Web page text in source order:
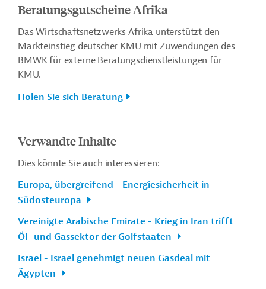
Beratungsgutscheine Afrika
Das Wirtschaftsnetzwerks Afrika unterstützt den
Markteinstieg deutscher KMU mit Zuwendungen des
BMWK für externe Beratungsdienstleistungen für
KMU.
Holen Sie sich Beratung
Verwandte Inhalte
Dies könnte Sie auch interessieren:
Europa, übergreifend - Energiesicherheit in
Südosteuropa
Vereinigte Arabische Emirate - Krieg in Iran trifft
Öl- und Gassektor der Golfstaaten
Israel - Israel genehmigt neuen Gasdeal mit
Ägypten